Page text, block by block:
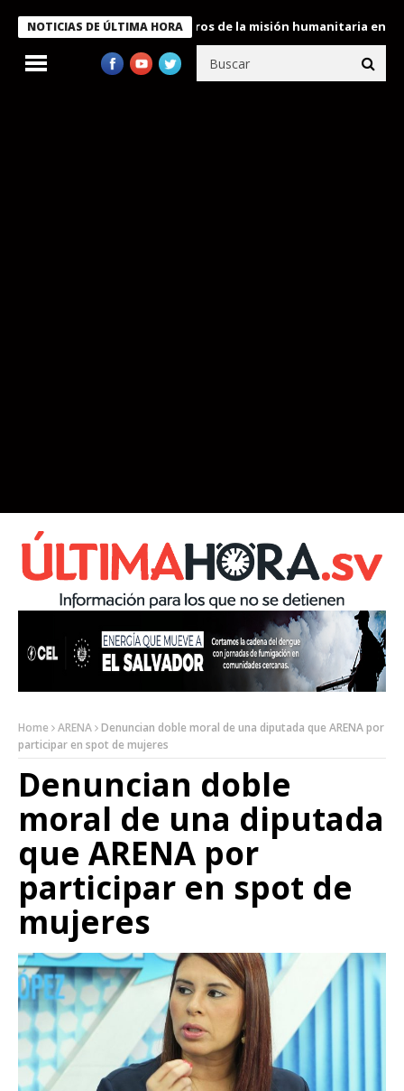
NOTICIAS DE ÚLTIMA HORA
condecora a miembros de la misión humanitaria enviada a
Home ARENA Denuncian doble moral de una diputada que ARENA por
participar en spot de mujeres
Denuncian doble
moral de una diputada
que ARENA por
participar en spot de
mujeres